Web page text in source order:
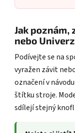
Jak poznám,
nebo
Podívejte se na
vyražen závit
označení v
štítku stroje.
sdílejí stejný